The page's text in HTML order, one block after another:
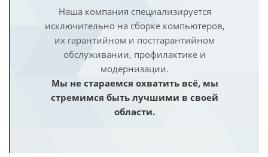
Наша компания специализируется
исключительно на сборке компьютеров,
их гарантийном и постгарантийном
обслуживании, профилактике и
модернизации.
Мы не стараемся охватить всё, мы
стремимся быть лучшими в своей
области.